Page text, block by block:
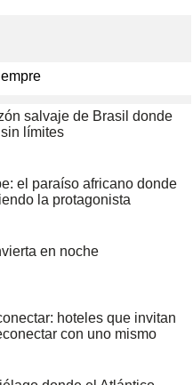
salvaje de Brasil donde
límites
el paraíso africano donde
la protagonista
en noche
hoteles que invitan
con uno mismo